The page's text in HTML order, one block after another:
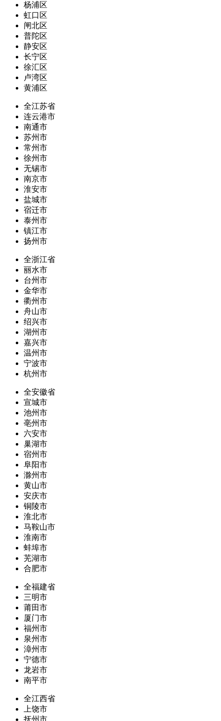
杨浦区
虹口区
闸北区
普陀区
静安区
长宁区
徐汇区
卢湾区
黄浦区
全江苏省
连云港市
南通市
苏州市
常州市
徐州市
无锡市
南京市
淮安市
盐城市
宿迁市
泰州市
镇江市
扬州市
全浙江省
丽水市
台州市
金华市
衢州市
舟山市
绍兴市
湖州市
嘉兴市
温州市
宁波市
杭州市
全安徽省
宣城市
池州市
亳州市
六安市
巢湖市
宿州市
阜阳市
滁州市
黄山市
安庆市
铜陵市
淮北市
马鞍山市
淮南市
蚌埠市
芜湖市
合肥市
全福建省
三明市
莆田市
厦门市
福州市
泉州市
漳州市
宁德市
龙岩市
南平市
全江西省
上饶市
抚州市